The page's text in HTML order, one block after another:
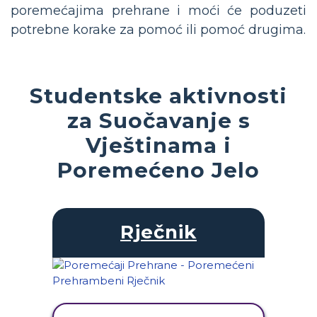
poremećajima prehrane i moći će poduzeti
potrebne korake za pomoć ili pomoć drugima.
Studentske aktivnosti
za Suočavanje s
Vještinama i
Poremećeno Jelo
Rječnik